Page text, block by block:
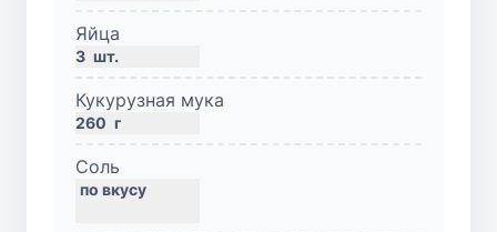
Яйца
3 шт.
Кукурузная мука
260 г
Соль